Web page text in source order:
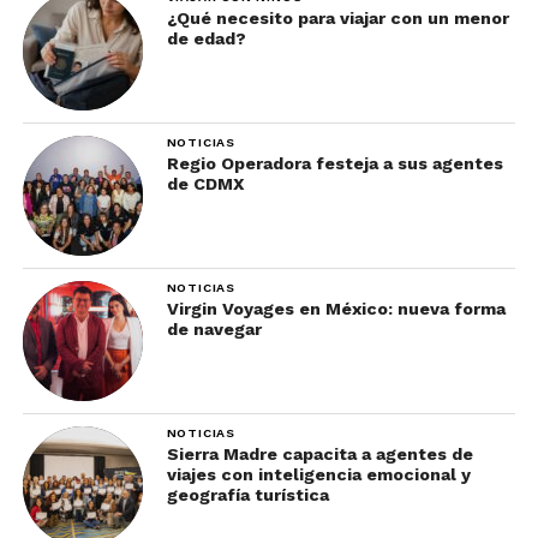
Por otro lado, en la categoría de “piénsalo dos
¿Qué necesito para viajar con un menor
de edad?
NOTICIAS
Regio Operadora festeja a sus agentes
de CDMX
NOTICIAS
Virgin Voyages en México: nueva forma
de navegar
NOTICIAS
Sierra Madre capacita a agentes de
viajes con inteligencia emocional y
geografía turística